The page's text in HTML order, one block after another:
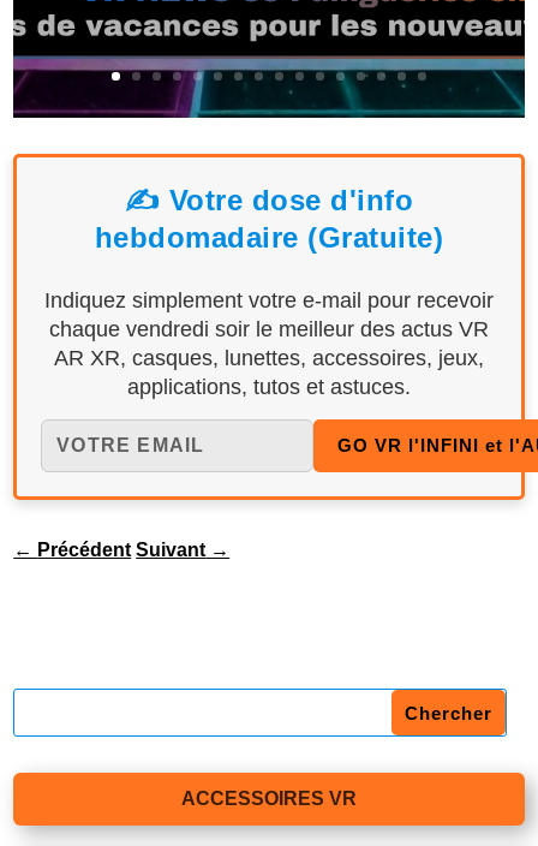
✍️ Votre dose d'info
hebdomadaire (Gratuite)
Indiquez simplement votre e-mail pour recevoir
chaque vendredi soir le meilleur des actus VR
AR XR, casques, lunettes, accessoires, jeux,
applications, tutos et astuces.
← Précédent Suivant →
ACCESSOIRES VR